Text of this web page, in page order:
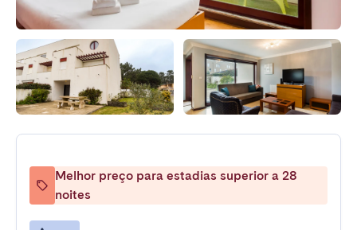
Melhor preço para estadias superior a 28
noites